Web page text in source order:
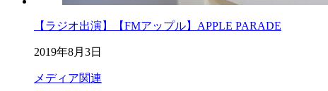
【ラジオ出演】【FMアップル】APPLE PARADE
2019年8月3日
メディア関連